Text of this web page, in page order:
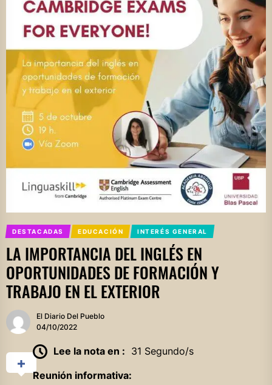
DESTACADAS EDUCACIÓN INTERÉS GENERAL
LA IMPORTANCIA DEL INGLÉS EN
OPORTUNIDADES DE FORMACIÓN Y
TRABAJO EN EL EXTERIOR
El Diario Del Pueblo
04/10/2022
Lee la nota en : 31 Segundo/s
Reunión informativa: